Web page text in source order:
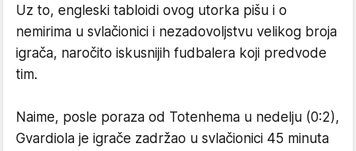
Uz to, engleski tabloidi ovog utorka pišu i o
nemirima u svlačionici i nezadovoljstvu velikog broja
igrača, naročito iskusnijih fudbalera koji predvode
tim.
Naime, posle poraza od Totenhema u nedelju (0:2),
Gvardiola je igrače zadržao u svlačionici 45 minuta